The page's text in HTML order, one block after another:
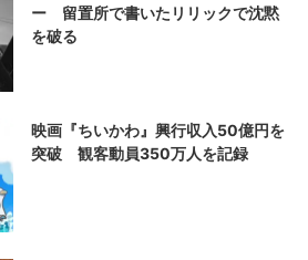
ー 留置所で書いたリリックで沈黙
を破る
映画『ちいかわ』興行収入50億円を
突破 観客動員350万人を記録